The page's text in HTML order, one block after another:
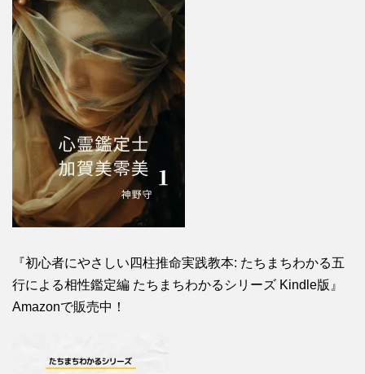
『初心者にやさしい四柱推命実践教本: たちまちわかる五
行による相性鑑定編 たちまちわかるシリーズ Kindle版』
Amazonで販売中！